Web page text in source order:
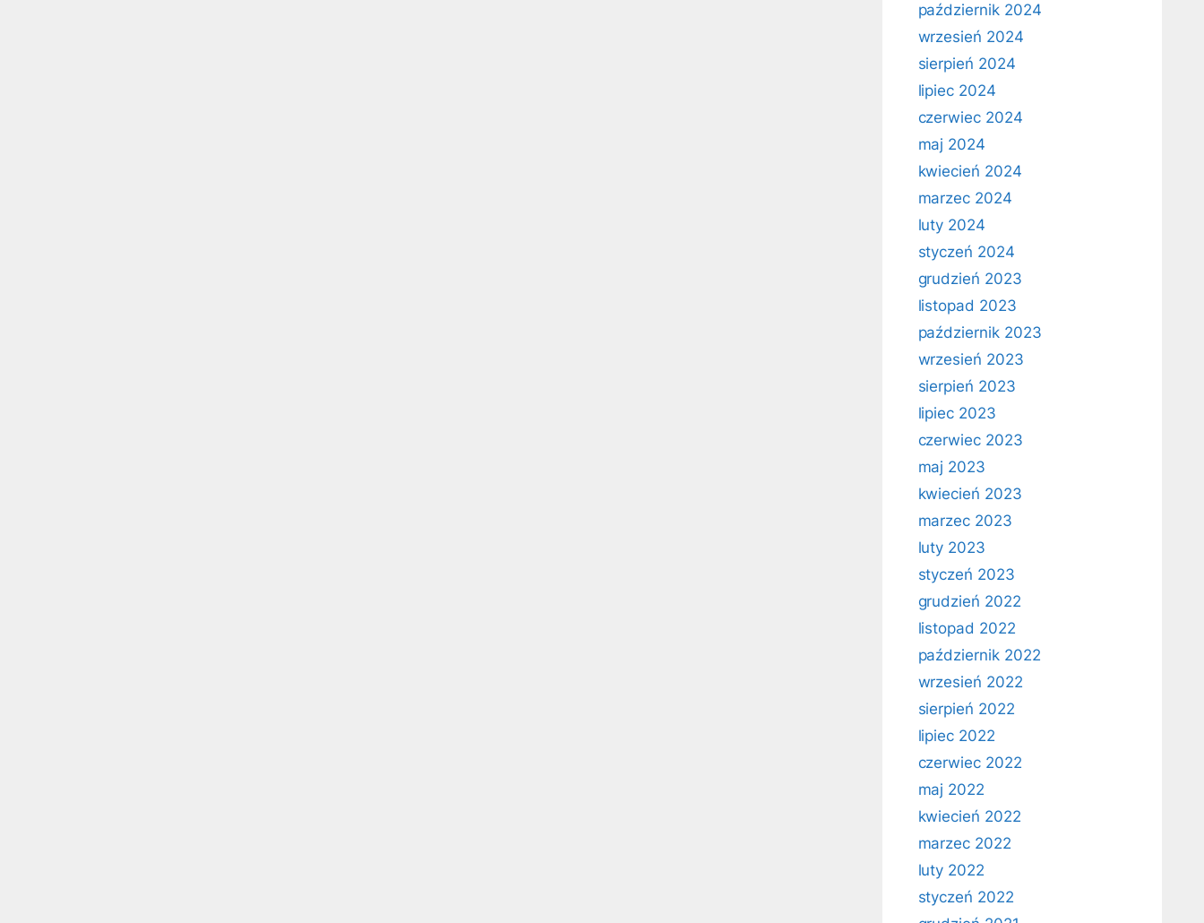
październik 2024
wrzesień 2024
sierpień 2024
lipiec 2024
czerwiec 2024
maj 2024
kwiecień 2024
marzec 2024
luty 2024
styczeń 2024
grudzień 2023
listopad 2023
październik 2023
wrzesień 2023
sierpień 2023
lipiec 2023
czerwiec 2023
maj 2023
kwiecień 2023
marzec 2023
luty 2023
styczeń 2023
grudzień 2022
listopad 2022
październik 2022
wrzesień 2022
sierpień 2022
lipiec 2022
czerwiec 2022
maj 2022
kwiecień 2022
marzec 2022
luty 2022
styczeń 2022